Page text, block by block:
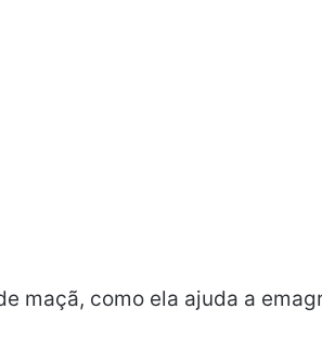
maçã, como ela ajuda a